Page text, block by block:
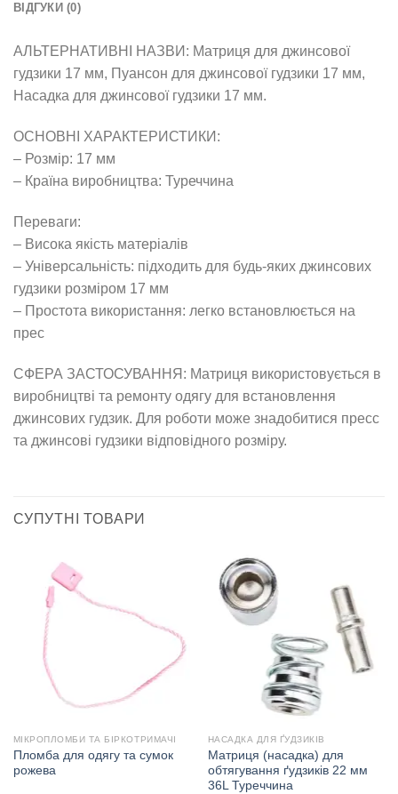
ВІДГУКИ (0)
АЛЬТЕРНАТИВНІ НАЗВИ: Матриця для джинсової
гудзики 17 мм, Пуансон для джинсової гудзики 17 мм,
Насадка для джинсової гудзики 17 мм.
ОСНОВНІ ХАРАКТЕРИСТИКИ:
– Розмір: 17 мм
– Країна виробництва: Туреччина
Переваги:
– Висока якість матеріалів
– Універсальність: підходить для будь-яких джинсових
гудзики розміром 17 мм
– Простота використання: легко встановлюється на
прес
СФЕРА ЗАСТОСУВАННЯ: Матриця використовується в
виробництві та ремонту одягу для встановлення
джинсових гудзик. Для роботи може знадобитися пресс
та джинсові гудзики відповідного розміру.
СУПУТНІ ТОВАРИ
МІКРОПЛОМБИ ТА БІРКОТРИМАЧІ
Пломба для одягу та сумок
рожева
НАСАДКА ДЛЯ ҐУДЗИКІВ
Матриця (насадка) для
обтягування ґудзиків 22 мм
36L Туреччина